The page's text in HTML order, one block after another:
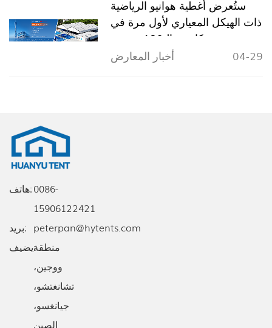
ستُعرض أغطية هوانيو الرياضية
ذات الهيكل المعياري لأول مرة في
الزوار من جميع أنحاء العالم لزيارة
أخبار المعارض 04-29
يضيف:منطقة
ووجين،
تشانغتشو،
جيانغسو،
الصين
هاتف:0086-
15906122421
بريد: peterpan@hytents.com